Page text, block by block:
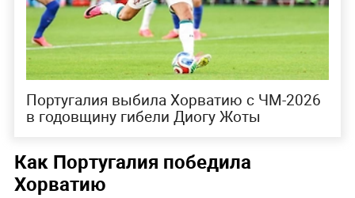
Португалия выбила Хорватию с ЧМ-2026
в годовщину гибели Диогу Жоты
Как Португалия победила
Хорватию